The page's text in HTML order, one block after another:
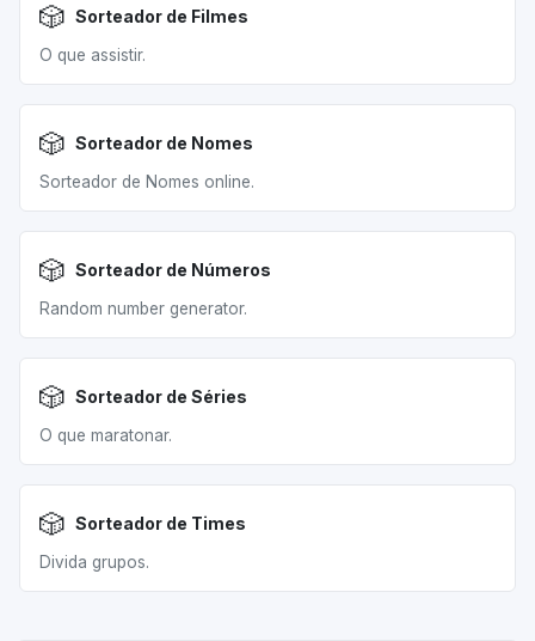
🎲 Sorteador de Filmes
O que assistir.
🎲 Sorteador de Nomes
Sorteador de Nomes online.
🎲 Sorteador de Números
Random number generator.
🎲 Sorteador de Séries
O que maratonar.
🎲 Sorteador de Times
Divida grupos.